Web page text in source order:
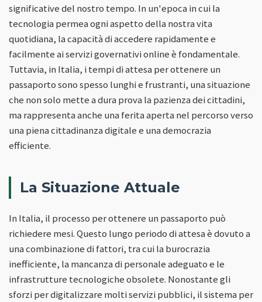
significative del nostro tempo. In un'epoca in cui la
tecnologia permea ogni aspetto della nostra vita
quotidiana, la capacità di accedere rapidamente e
facilmente ai servizi governativi online è fondamentale.
Tuttavia, in Italia, i tempi di attesa per ottenere un
passaporto sono spesso lunghi e frustranti, una situazione
che non solo mette a dura prova la pazienza dei cittadini,
ma rappresenta anche una ferita aperta nel percorso verso
una piena cittadinanza digitale e una democrazia
efficiente.
La Situazione Attuale
In Italia, il processo per ottenere un passaporto può
richiedere mesi. Questo lungo periodo di attesa è dovuto a
una combinazione di fattori, tra cui la burocrazia
inefficiente, la mancanza di personale adeguato e le
infrastrutture tecnologiche obsolete. Nonostante gli
sforzi per digitalizzare molti servizi pubblici, il sistema per